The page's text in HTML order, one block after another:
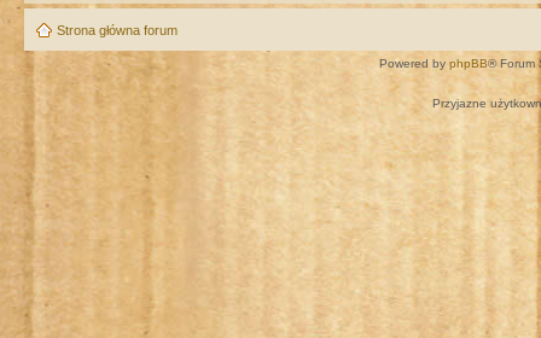
Strona główna forum
Powered by phpBB® Forum
Przyjazne